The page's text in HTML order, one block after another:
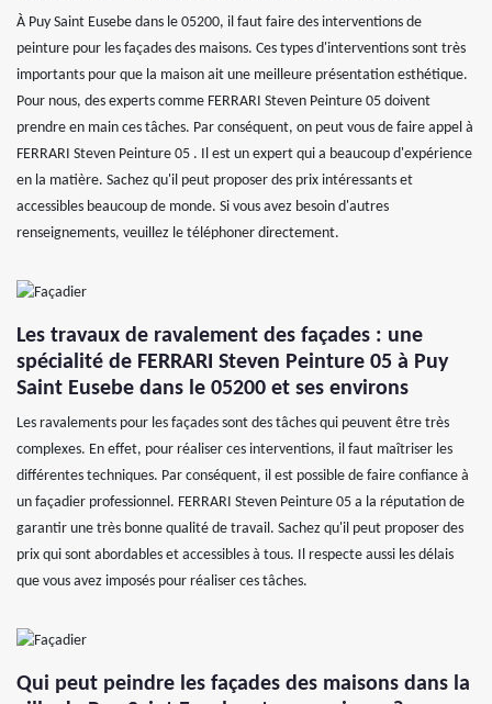
À Puy Saint Eusebe dans le 05200, il faut faire des interventions de
peinture pour les façades des maisons. Ces types d'interventions sont très
importants pour que la maison ait une meilleure présentation esthétique.
Pour nous, des experts comme FERRARI Steven Peinture 05 doivent
prendre en main ces tâches. Par conséquent, on peut vous de faire appel à
FERRARI Steven Peinture 05 . Il est un expert qui a beaucoup d'expérience
en la matière. Sachez qu'il peut proposer des prix intéressants et
accessibles beaucoup de monde. Si vous avez besoin d'autres
renseignements, veuillez le téléphoner directement.
Les travaux de ravalement des façades : une
spécialité de FERRARI Steven Peinture 05 à Puy
Saint Eusebe dans le 05200 et ses environs
Les ravalements pour les façades sont des tâches qui peuvent être très
complexes. En effet, pour réaliser ces interventions, il faut maîtriser les
différentes techniques. Par conséquent, il est possible de faire confiance à
un façadier professionnel. FERRARI Steven Peinture 05 a la réputation de
garantir une très bonne qualité de travail. Sachez qu'il peut proposer des
prix qui sont abordables et accessibles à tous. Il respecte aussi les délais
que vous avez imposés pour réaliser ces tâches.
Qui peut peindre les façades des maisons dans la